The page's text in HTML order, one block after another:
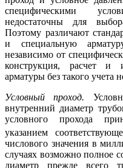
специфическими
недостаточны для
Поэтому различают
и специальную
независимо от
конструкция, расчет и
арматуры без такого учета
Условный проход.
внутренний диаметр
условного прохода
указанием
числового зна­чения в
случаях возможно полное
диаметр прежде всего